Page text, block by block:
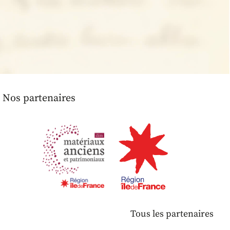
Nos partenaires
Tous les partenaires